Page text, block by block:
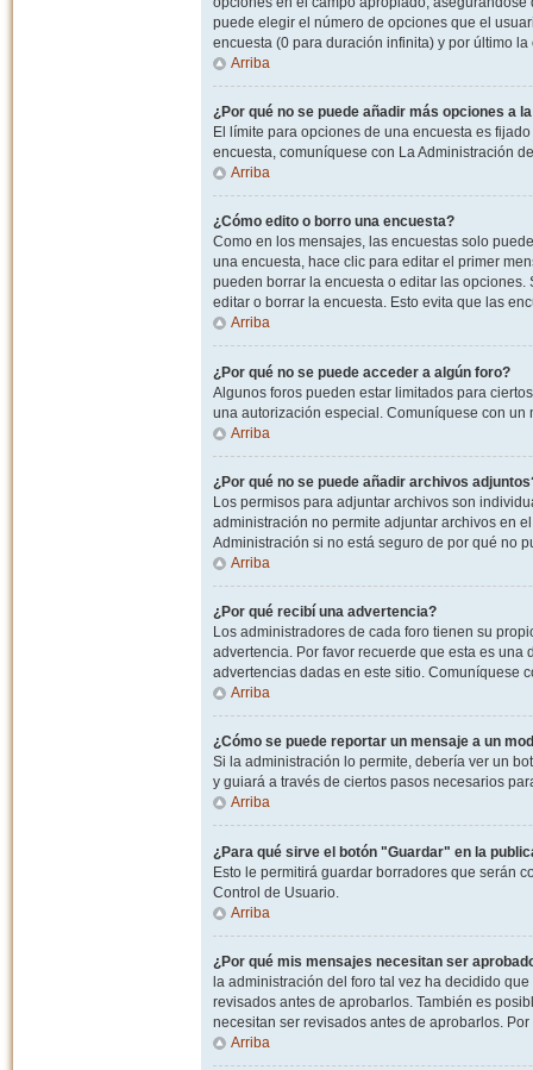
puede elegir el número de opciones que el
encuesta (0 para duración infinita) y por último
Arriba
¿Por qué no se puede añadir más opciones a
El límite para opciones de una encuesta es
encuesta, comuníquese con La Administración
Arriba
¿Cómo edito o borro una encuesta?
Como en los mensajes, las encuestas solo
una encuesta, hace clic para editar el primer
pueden borrar la encuesta o editar las
editar o borrar la encuesta. Esto evita que las
Arriba
¿Por qué no se puede acceder a algún foro?
Algunos foros pueden estar limitados para
una autorización especial. Comuníquese con
Arriba
¿Por qué no se puede añadir archivos
Los permisos para adjuntar archivos son
administración no permite adjuntar archivos en
Administración si no está seguro de por qué no
Arriba
¿Por qué recibí una advertencia?
Los administradores de cada foro tienen su
advertencia. Por favor recuerde que esta es
advertencias dadas en este sitio. Comuníquese
Arriba
¿Cómo se puede reportar un mensaje a un
Si la administración lo permite, debería ver un
y guiará a través de ciertos pasos necesarios
Arriba
¿Para qué sirve el botón "Guardar" en la
Esto le permitirá guardar borradores que serán
Control de Usuario.
Arriba
¿Por qué mis mensajes necesitan ser
la administración del foro tal vez ha decidido
revisados antes de aprobarlos. También es
necesitan ser revisados antes de aprobarlos.
Arriba